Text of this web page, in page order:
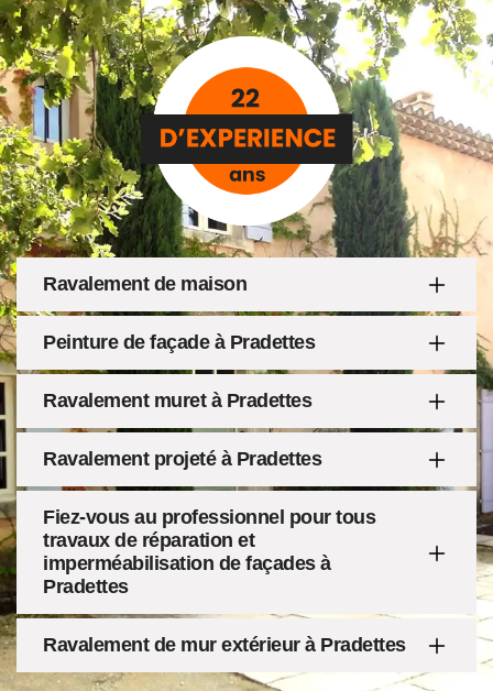
Ravalement de maison
Peinture de façade à Pradettes
Ravalement muret à Pradettes
Ravalement projeté à Pradettes
Fiez-vous au professionnel pour tous
travaux de réparation et
imperméabilisation de façades à
Pradettes
Ravalement de mur extérieur à Pradettes